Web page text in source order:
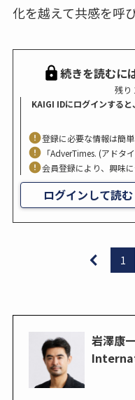
化を越えて共感を呼
続きを読むに
残り
KAIGI IDにログインする
登録に必要な情報は簡
「AdverTimes. (アドタ
会員登録により、興味
ログインして読む
1
岩澤康